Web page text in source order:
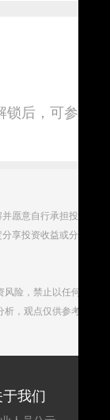
锁后，可参与
愿意自行承担投资服
享投资收益或分担投
险，禁止以任何方式
，观点仅供参考。股
于我们